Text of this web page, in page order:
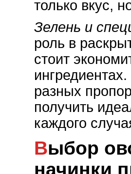
только вкус,
Зелень и
роль в
стоит
разных
получить
каждого
Выбор овощей для
начинки